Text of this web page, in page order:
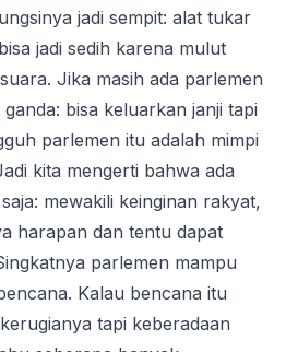
jadi sempit: alat tukar
jadi sedih karena mulut
Jika masih ada parlemen
bisa keluarkan janji tapi
parlemen itu adalah mimpi
kita mengerti bahwa ada
mewakili keinginan rakyat,
harapan dan tentu dapat
parlemen mampu
Kalau bencana itu
tapi keberadaan